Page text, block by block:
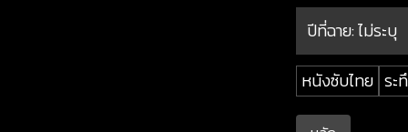
ปีที่ฉาย:ไม่ระบุ
หนังซับไทย ระ